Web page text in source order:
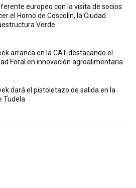
europeo con la visita de socios
el Horno de Coscolín, la Ciudad
Verde
arranca en la CAT destacando el
Foral en innovación agroalimentaria
dará el pistoletazo de salida en la
Tudela